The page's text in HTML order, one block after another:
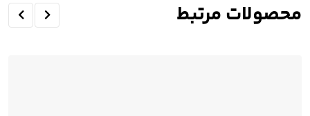
محصولات مرتبط